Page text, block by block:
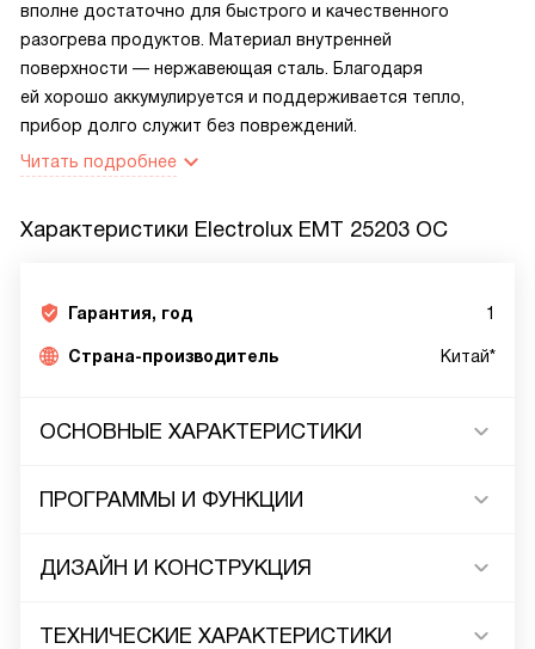
вполне достаточно для быстрого и качественного
разогрева продуктов. Материал внутренней
поверхности — нержавеющая сталь. Благодаря
ей хорошо аккумулируется и поддерживается тепло,
прибор долго служит без повреждений.
Читать подробнее
Характеристики Electrolux EMT 25203 OC
Гарантия, год 1
Страна-производитель Китай*
ОСНОВНЫЕ ХАРАКТЕРИСТИКИ
ПРОГРАММЫ И ФУНКЦИИ
ДИЗАЙН И КОНСТРУКЦИЯ
ТЕХНИЧЕСКИЕ ХАРАКТЕРИСТИКИ